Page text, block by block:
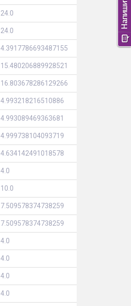
24.0
24.0
4.3917786693487155
15.480206889928521
16.803678286129266
4.993218216510886
4.993089469363681
4.999738104093719
4.634142491018578
4.0
10.0
7.509578374738259
7.509578374738259
4.0
4.0
4.0
4.0